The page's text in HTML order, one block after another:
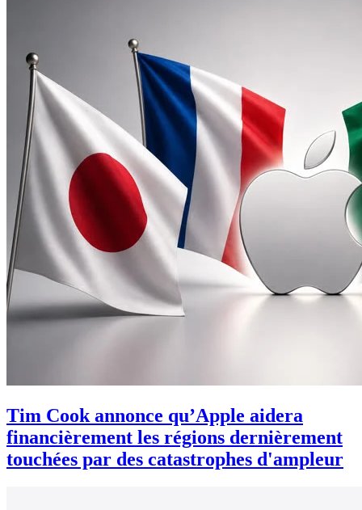
Tim Cook annonce qu’Apple aidera
financièrement les régions dernièrement
touchées par des catastrophes d'ampleur